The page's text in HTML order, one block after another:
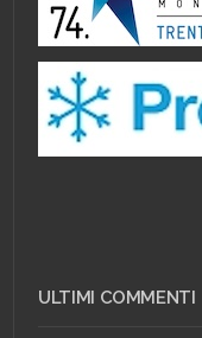
ULTIMI COMMENTI